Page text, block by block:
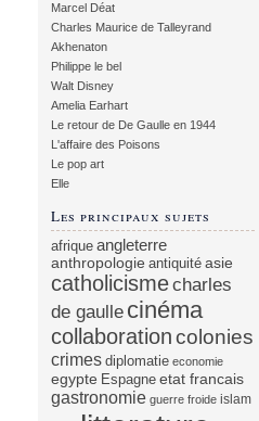
Marcel Déat
Charles Maurice de Talleyrand
Akhenaton
Philippe le bel
Walt Disney
Amelia Earhart
Le retour de De Gaulle en 1944
L'affaire des Poisons
Le pop art
Elle
Les principaux sujets
afrique angleterre
anthropologie antiquité asie
catholicismecharles
de gaulle cinéma
collaborationcolonies
crimes diplomatie economie
egypte Espagne etat francais
gastronomie guerre froide islam